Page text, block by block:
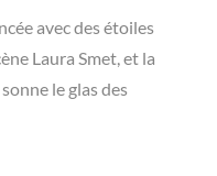
avec des étoiles
Laura Smet, et la
le glas des